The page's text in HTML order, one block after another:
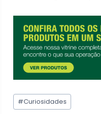
Tags
do
#Curiosidades